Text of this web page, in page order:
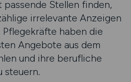
Stellen finden,
irrelevante Anzeigen
Pflegekräfte haben die
Angebote aus dem
und ihre berufliche
steuern.